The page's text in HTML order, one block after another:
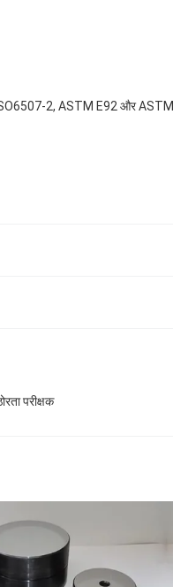
2, ASTM E92 और ASTM
परीक्षक